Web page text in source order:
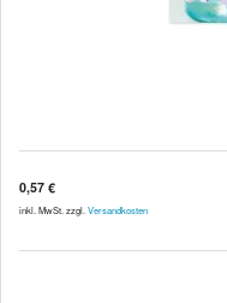
0,57 €
inkl. MwSt. zzgl. Versandkosten